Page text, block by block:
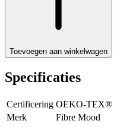
Toevoegen aan winkelwagen
Specificaties
Certificering OEKO-TEX®
Merk
Fibre Mood